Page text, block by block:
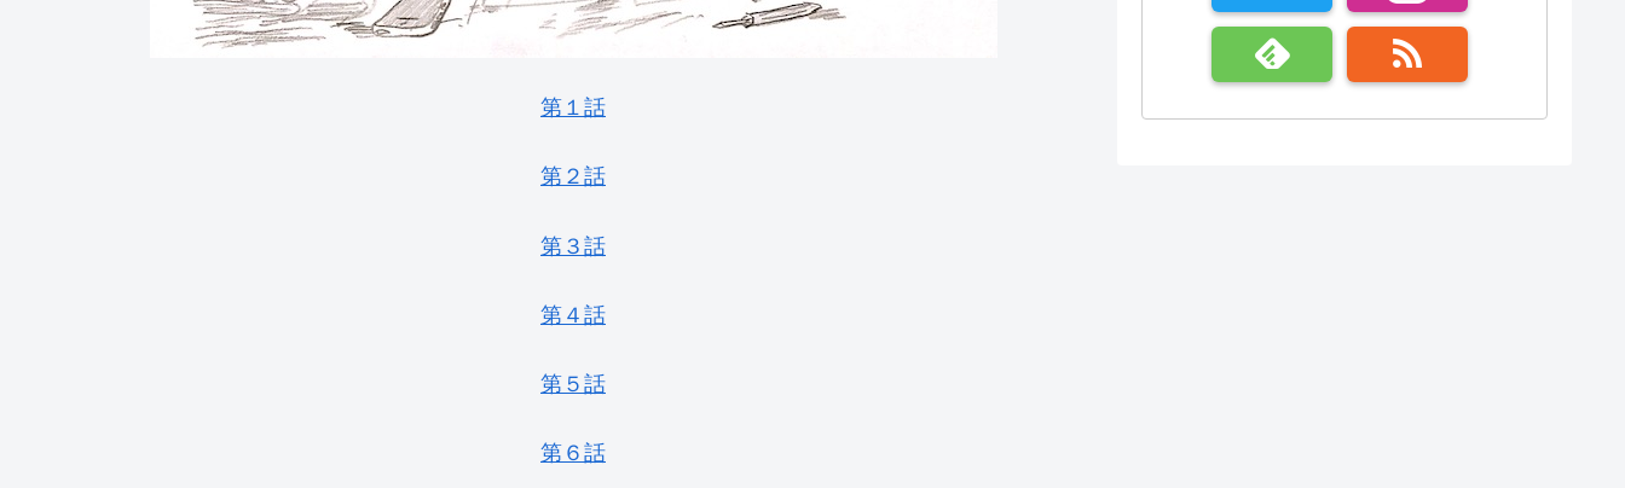
第１話
第２話
第３話
第４話
第５話
第６話